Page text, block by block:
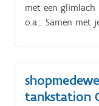
met een
o.a.:. Samen met
tankstation